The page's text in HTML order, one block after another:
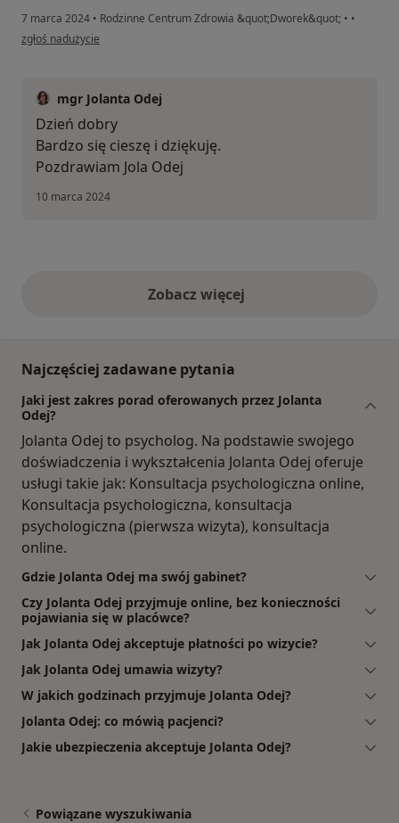
7 marca 2024 • Rodzinne Centrum Zdrowia &quot;Dworek&quot; • •
w opinii użytkownika Agata
zgłoś nadużycie
mgr Jolanta Odej
Dzień dobry
Bardzo się cieszę i dziękuję.
Pozdrawiam Jola Odej
10 marca 2024
Zobacz więcejopinie powyżej
Najczęściej zadawane pytania
Jaki jest zakres porad oferowanych przez Jolanta
Odej?
Jolanta Odej to psycholog. Na podstawie swojego
doświadczenia i wykształcenia Jolanta Odej oferuje
usługi takie jak: Konsultacja psychologiczna online,
Konsultacja psychologiczna, konsultacja
psychologiczna (pierwsza wizyta), konsultacja
online.
Gdzie Jolanta Odej ma swój gabinet?
Czy Jolanta Odej przyjmuje online, bez konieczności
pojawiania się w placówce?
Jak Jolanta Odej akceptuje płatności po wizycie?
Jak Jolanta Odej umawia wizyty?
W jakich godzinach przyjmuje Jolanta Odej?
Jolanta Odej: co mówią pacjenci?
Jakie ubezpieczenia akceptuje Jolanta Odej?
Powiązane wyszukiwania